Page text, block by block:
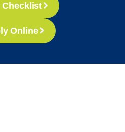
Checklist
Online